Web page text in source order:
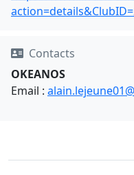
Contacts
OKEANOS
Email :